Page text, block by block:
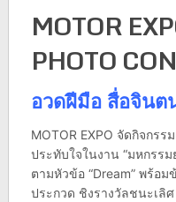
MOTOR
PHOTO
อวดฝีมือ สื่อจินต
MOTOR EXPO จัดกิจกร
ประทับใจในงาน “มหกรร
ตามหัวข้อ “Dream” พร้อ
ประกวด ชิงรางวัลชนะเลิ